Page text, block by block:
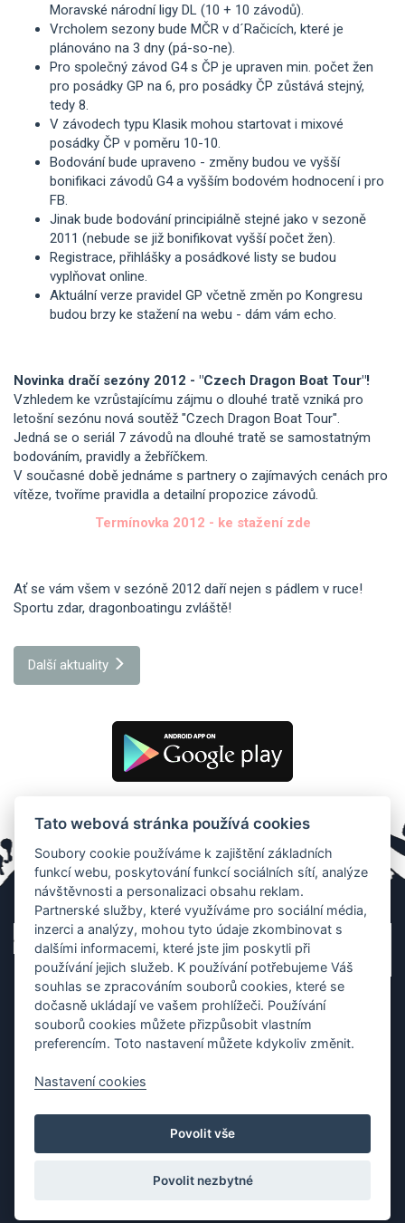
Moravské národní ligy DL (10 + 10 závodů).
Vrcholem sezony bude MČR v d´Račicích, které je
plánováno na 3 dny (pá-so-ne).
Pro společný závod G4 s ČP je upraven min. počet žen
pro posádky GP na 6, pro posádky ČP zůstává stejný,
tedy 8.
V závodech typu Klasik mohou startovat i mixové
posádky ČP v poměru 10-10.
Bodování bude upraveno - změny budou ve vyšší
bonifikaci závodů G4 a vyšším bodovém hodnocení i pro
FB.
Jinak bude bodování principiálně stejné jako v sezoně
2011 (nebude se již bonifikovat vyšší počet žen).
Registrace, přihlášky a posádkové listy se budou
vyplňovat online.
Aktuální verze pravidel GP včetně změn po Kongresu
budou brzy ke stažení na webu - dám vám echo.
Novinka dračí sezóny 2012 - "Czech Dragon Boat Tour"!
Vzhledem ke vzrůstajícímu zájmu o dlouhé tratě vzniká pro
letošní sezónu nová soutěž "Czech Dragon Boat Tour".
Jedná se o seriál 7 závodů na dlouhé tratě se samostatným
bodováním, pravidly a žebříčkem.
V současné době jednáme s partnery o zajímavých cenách pro
vítěze, tvoříme pravidla a detailní propozice závodů.
Termínovka 2012 - ke stažení zde
Ať se vám všem v sezóně 2012 daří nejen s pádlem v ruce!
Sportu zdar, dragonboatingu zvláště!
Další aktuality
Organizace závodů dračích lodí, teambulding programy
Tato webová stránka používá cookies
Soubory cookie používáme k zajištění základních
funkcí webu, poskytování funkcí sociálních sítí, analýze
návštěvnosti a personalizaci obsahu reklam.
Partnerské služby, které využíváme pro sociální média,
inzerci a analýzy, mohou tyto údaje zkombinovat s
dalšími informacemi, které jste jim poskytli při
používání jejich služeb. K používání potřebujeme Váš
souhlas se zpracováním souborů cookies, které se
dočasně ukládají ve vašem prohlížeči. Používání
souborů cookies můžete přizpůsobit vlastním
preferencím. Toto nastavení můžete kdykoliv změnit.
Nastavení cookies
Povolit vše
Povolit nezbytné